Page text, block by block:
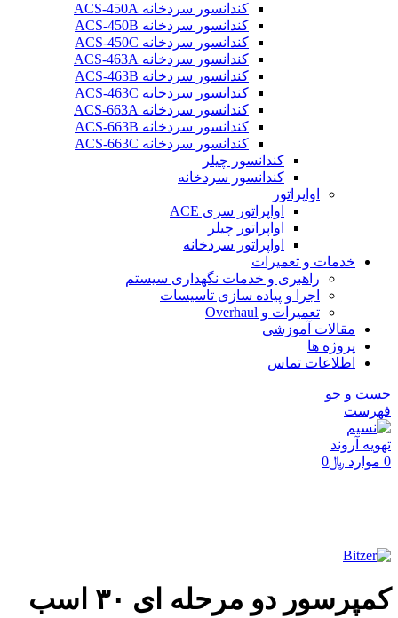
کندانسور سردخانه ACS-450A
کندانسور سردخانه ACS-450B
کندانسور سردخانه ACS-450C
کندانسور سردخانه ACS-463A
کندانسور سردخانه ACS-463B
کندانسور سردخانه ACS-463C
کندانسور سردخانه ACS-663A
کندانسور سردخانه ACS-663B
کندانسور سردخانه ACS-663C
کندانسور چیلر
کندانسور سردخانه
اواپراتور
اواپراتور سری ACE
اواپراتور چیلر
اواپراتور سردخانه
خدمات و تعمیرات
راهبری و خدمات نگهداری سیستم
اجرا و پیاده سازی تاسیسات
تعمیرات و Overhaul
مقالات آموزشی
پروژه ها
اطلاعات تماس
جست و جو
فهرست
0 موارد ﷼0
کمپرسور دو مرحله ای ۳۰ اسب